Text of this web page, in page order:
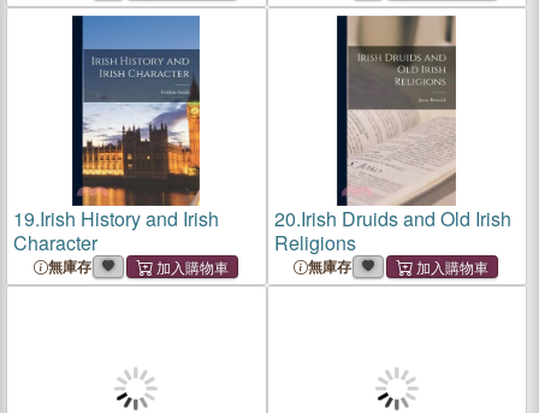
19.Irish History and Irish
Character
無庫存
20.Irish Druids and Old Irish
Religions
無庫存